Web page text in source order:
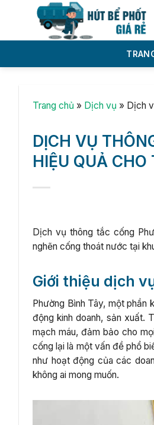
Trang chủ » Dịch vụ » Dịch
DỊCH VỤ
HIỆU QUẢ CHO
Dịch vụ thông tắc cống
nghẽn cống thoát nước tại
Giới thiệu dịch
Phường Bình Tây, một phần
động kinh doanh, sản xuất.
mạch máu, đảm bảo cho
cống lại là một vấn đề phổ
như hoạt động của các
không ai mong muốn.